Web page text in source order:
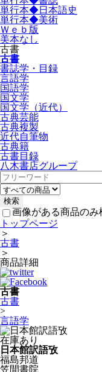
単行本◆日本語史
単行本◆美術
Ｗｅｂ版
美本なし
古書
古書
書誌学・目録
言語学
国語学
国文学
国文学（近代）
古典芸能
古典複製
近代自筆物
古典籍
古書目録
八木書店グループ
画像がある商品のみ
トップページ
＞
古書
＞
商品詳細
古書
古書
>
言語学
在庫あり
日本館訳語攷
福島邦道
笠間書院